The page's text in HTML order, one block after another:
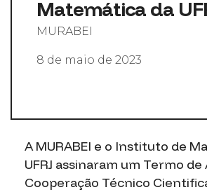
Matemática da
MURABEI
8 de maio de 2023
A MURABEI e o Instituto de
UFRJ assinaram um Termo de
Cooperação Técnico